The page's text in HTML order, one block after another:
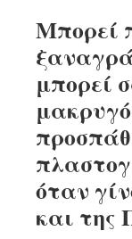
Μπορεί
μπορεί
όταν
και της